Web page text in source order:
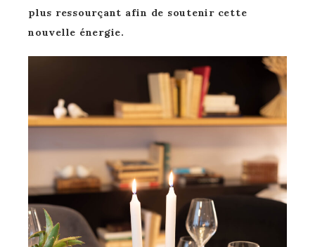
plus ressourçant afin de soutenir cette
nouvelle énergie.